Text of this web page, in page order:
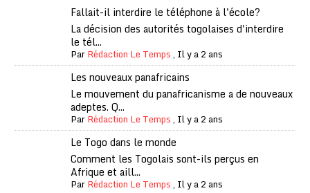
Fallait-il interdire le téléphone à l'école?
La décision des autorités togolaises d'interdire
le tél...
ParRédaction Le Temps, Il y a 2 ans
Les nouveaux panafricains
Le mouvement du panafricanisme a de nouveaux
adeptes. Q...
ParRédaction Le Temps, Il y a 2 ans
Le Togo dans le monde
Comment les Togolais sont-ils perçus en
Afrique et aill...
ParRédaction Le Temps, Il y a 2 ans